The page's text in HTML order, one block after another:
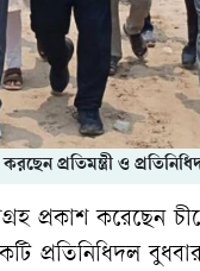
প্রতিমন্ত্রী ও
প্রকাশ করেছেন
প্রতিনিধিদল